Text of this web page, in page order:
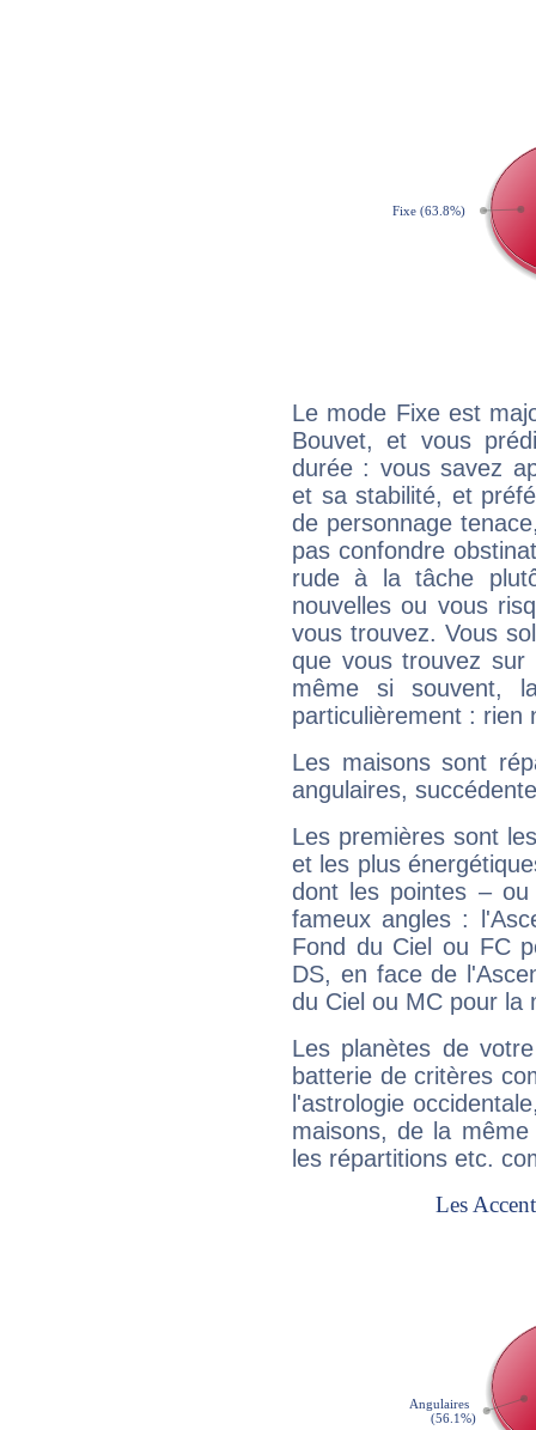
Le mode Fixe est
Bouvet, et vous
durée : vous savez
et sa stabilité, et
de personnage
pas confondre
rude à la tâche
nouvelles ou vous
vous trouvez. Vous
que vous trouvez
même si souvent,
particulièrement : rien
Les maisons sont
angulaires,
Les premières sont
et les plus
dont les pointes –
fameux angles :
Fond du Ciel ou FC
DS, en face de
du Ciel ou MC pour la
Les planètes de
batterie de critères
l'astrologie
maisons, de la
les répartitions etc.